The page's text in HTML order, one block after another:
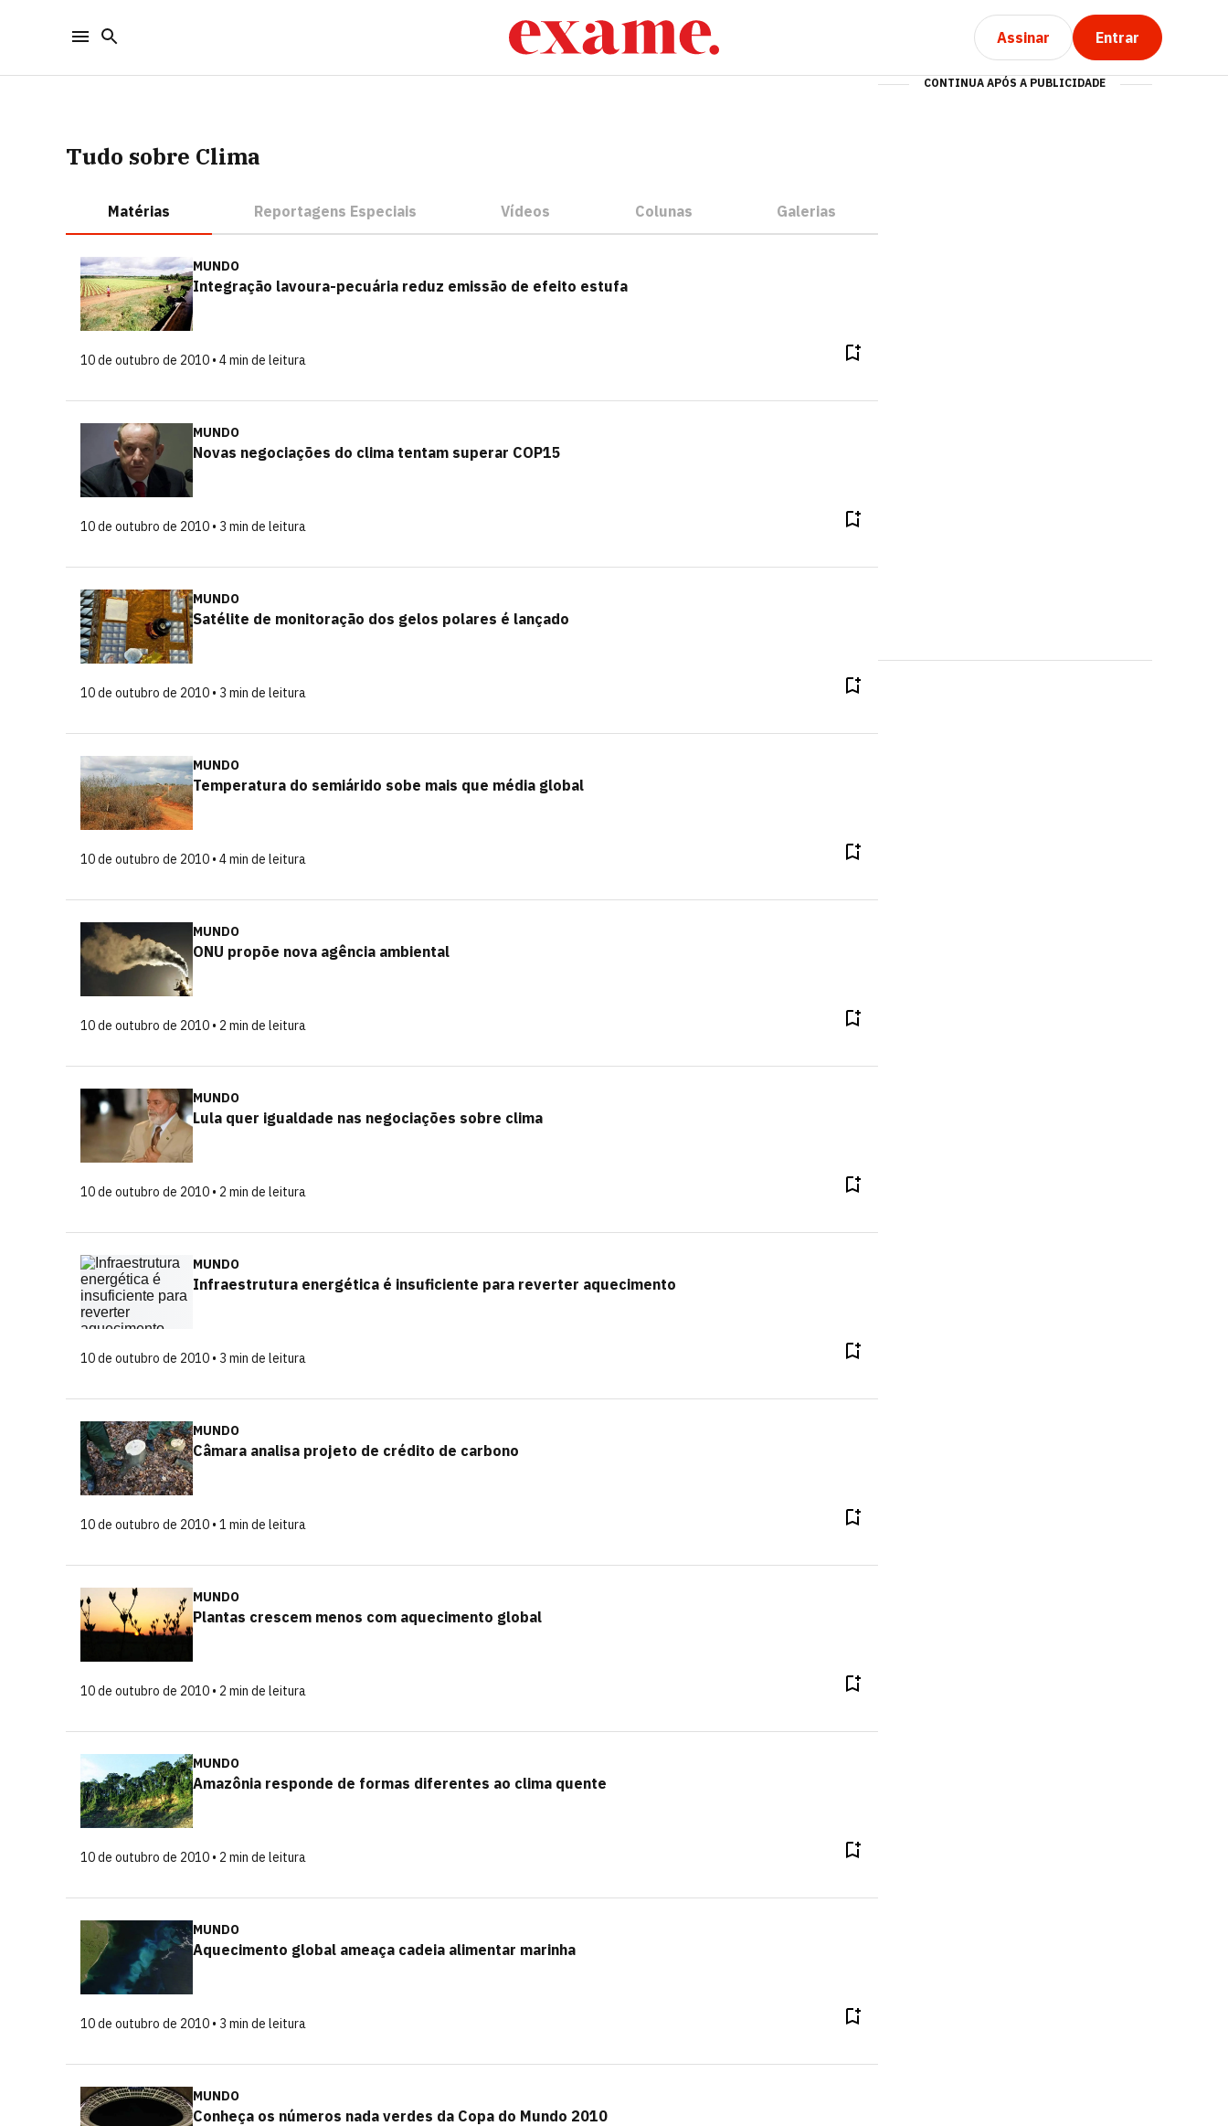
Assinar Entrar
Tudo sobre Clima
Matérias Reportagens Especiais Vídeos Colunas Galerias
MUNDO
Integração lavoura-pecuária reduz emissão de efeito estufa
10 de outubro de 2010 • 4 min de leitura
MUNDO
Novas negociações do clima tentam superar COP15
10 de outubro de 2010 • 3 min de leitura
MUNDO
Satélite de monitoração dos gelos polares é lançado
10 de outubro de 2010 • 3 min de leitura
MUNDO
Temperatura do semiárido sobe mais que média global
10 de outubro de 2010 • 4 min de leitura
MUNDO
ONU propõe nova agência ambiental
10 de outubro de 2010 • 2 min de leitura
MUNDO
Lula quer igualdade nas negociações sobre clima
10 de outubro de 2010 • 2 min de leitura
MUNDO
Infraestrutura energética é insuficiente para reverter aquecimento
10 de outubro de 2010 • 3 min de leitura
MUNDO
Câmara analisa projeto de crédito de carbono
10 de outubro de 2010 • 1 min de leitura
MUNDO
Plantas crescem menos com aquecimento global
10 de outubro de 2010 • 2 min de leitura
MUNDO
Amazônia responde de formas diferentes ao clima quente
10 de outubro de 2010 • 2 min de leitura
MUNDO
Aquecimento global ameaça cadeia alimentar marinha
10 de outubro de 2010 • 3 min de leitura
MUNDO
Conheça os números nada verdes da Copa do Mundo 2010
CONTINUA APÓS A PUBLICIDADE